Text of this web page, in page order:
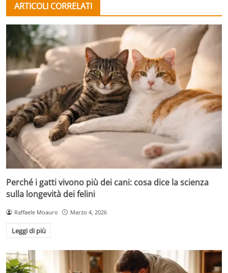
ARTICOLI CORRELATI
Perché i gatti vivono più dei cani: cosa dice la scienza
sulla longevità dei felini
Raffaele Moauro Marzo 4, 2026
Leggi di più